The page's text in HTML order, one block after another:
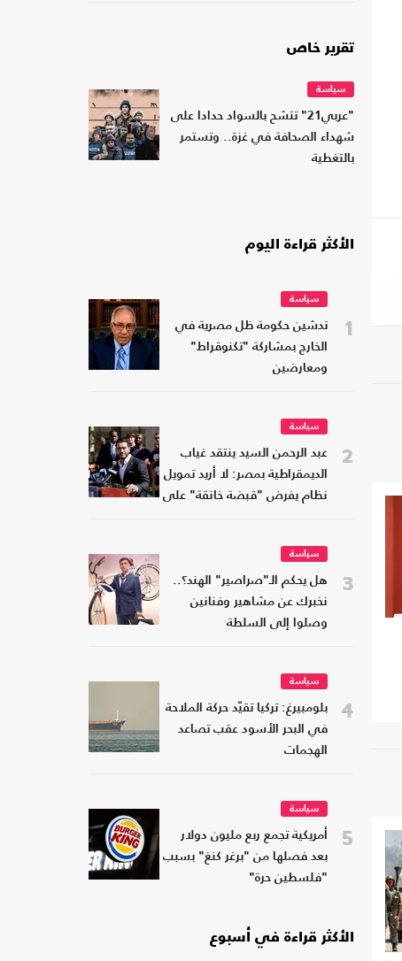
تقرير خاص
سياسة
"عربي21" تتشح بالسواد حدادا على
شهداء الصحافة في غزة.. وتستمر
بالتغطية
الأكثر قراءة اليوم
1
سياسة
تدشين حكومة ظل مصرية في
الخارج بمشاركة "تكنوقراط"
ومعارضين
2
سياسة
عبد الرحمن السيد ينتقد غياب
الديمقراطية بمصر: لا أريد تمويل
نظام يفرض "قبضة خانقة" على
3
سياسة
هل يحكم الـ"صراصير" الهند؟..
نخبرك عن مشاهير وفنانين
وصلوا إلى السلطة
4
سياسة
بلومبيرغ: تركيا تقيّد حركة الملاحة
في البحر الأسود عقب تصاعد
الهجمات
5
سياسة
أمريكية تجمع ربع مليون دولار
بعد فصلها من "برغر كنغ" بسبب
"فلسطين حرة"
الأكثر قراءة في أسبوع